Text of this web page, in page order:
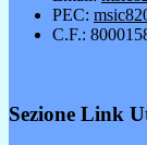
PEC:
C.F.:
Sezione Link